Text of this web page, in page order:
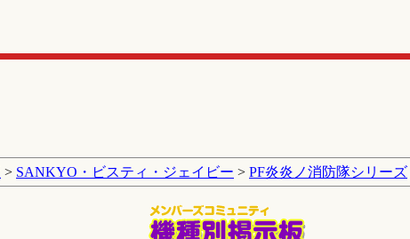
> SANKYO・ビスティ・ジェイビー > PF炎炎ノ消防隊シリーズ